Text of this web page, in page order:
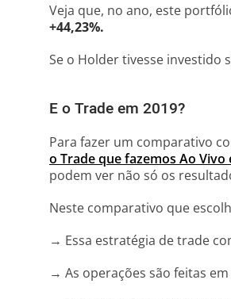
Veja que, no ano, este
+44,23%.
Se o Holder tivesse investido
E o Trade em 2019?
Para fazer um comparativo
o Trade que fazemos Ao Vivo
podem ver não só os
Neste comparativo que
→ Essa estratégia de trade
→ As operações são feitas